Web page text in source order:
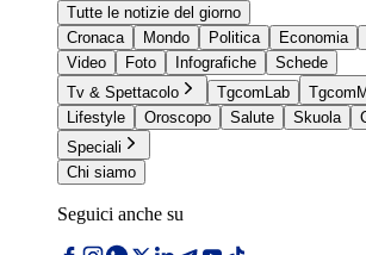
Tutte le notizie del giorno
Cronaca
Mondo Politica Economia
Video
Foto Infografiche
Schede
Tv & Spettacolo
TgcomLab
Lifestyle
Oroscopo Salute Skuola
Speciali
Chi siamo
Seguici anche su